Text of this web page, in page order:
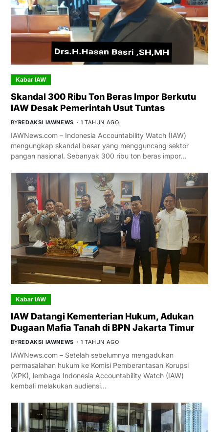
Kabar IAW
Skandal 300 Ribu Ton Beras Impor Berkutu
IAW Desak Pemerintah Usut Tuntas
BYREDAKSI IAWNEWS 1 TAHUN AGO
IAWNews.com – Indonesia Accountability Watch (IAW)
mengungkap skandal besar yang mengguncang sektor
pangan nasional. Sebanyak 300 ribu ton beras impor…
Kabar IAW
IAW Datangi Kementerian Hukum, Adukan
Dugaan Mafia Tanah di BPN Jakarta Timur
BYREDAKSI IAWNEWS 1 TAHUN AGO
IAWNews.com – Setelah sebelumnya mengadukan
permasalahan hukum ke Komisi Pemberantasan Korupsi
(KPK), lembaga Indonesia Accountability Watch (IAW)
kembali melakukan audiensi…